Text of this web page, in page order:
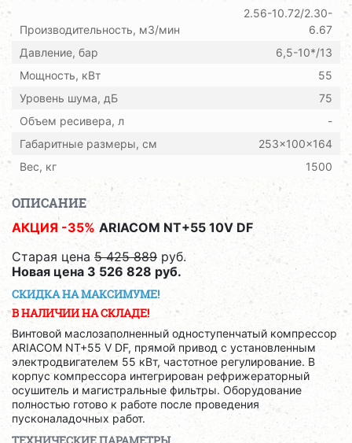
Производительность, м3/мин
2.56-10.72/2.30-
6.67
Давление, бар
6,5-10*/13
Мощность, кВт
55
Уровень шума, дБ
75
Объем ресивера, л
-
Габаритные размеры, см
253x100x164
Вес, кг
1500
ОПИСАНИЕ
АКЦИЯ -35% ARIACOM NT+55 10V DF
Старая цена 5 425 889 руб.
Новая цена 3 526 828 руб.
СКИДКА НА МАКСИМУМЕ!
В НАЛИЧИИ НА СКЛАДЕ!
Винтовой маслозаполненный одноступенчатый компрессор
ARIACOM NT+55 V DF, прямой привод с установленным
электродвигателем 55 кВт, частотное регулирование. В
корпус компрессора интегрирован рефрижераторный
осушитель и магистральные фильтры. Оборудование
полностью готово к работе после проведения
пусконаладочных работ.